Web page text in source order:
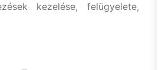
kezelése, felügyelete,